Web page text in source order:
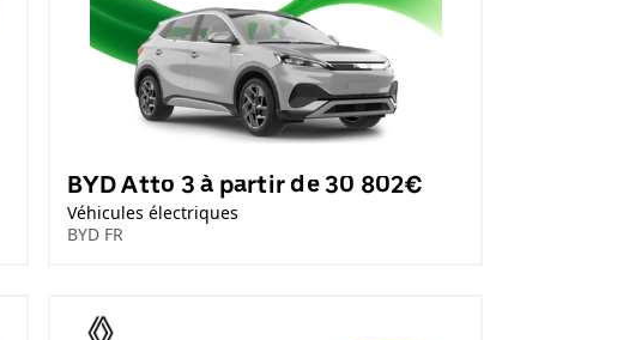
BYD Atto 3 à partir de 30 802€
Véhicules électriques
BYD FR